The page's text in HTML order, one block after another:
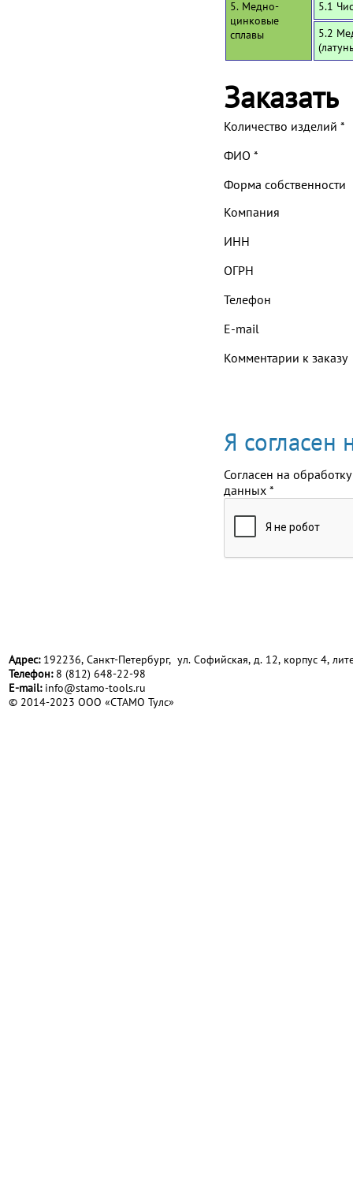
5. Медно-
цинковые
сплавы
5.1
5.2
Заказать
Количество изделий *
ФИО *
Форма собственности
Компания
ИНН
ОГРН
Телефон
E-mail
Комментарии к заказу
Я согласен
Согласен на обработку
данных *
Адрес:192236, Санкт-Петербург, ул. Софийская, д. 12, корпус 4,
Телефон:8 (812) 648-22-98
Е-mail: info@stamo-tools.ru
© 2014-2023 ООО «СТАМО Тулс»